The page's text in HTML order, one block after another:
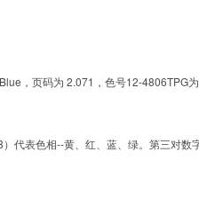
，页码为 2.071，色号12-4806TPG
表色相--黄、红、蓝、绿。第三对